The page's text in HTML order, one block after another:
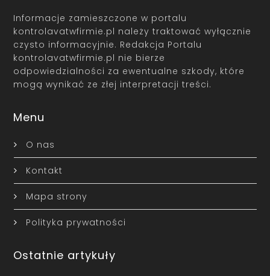
Informacje zamieszczone w portalu
kontrolavatwfirmie.pl należy traktować wyłącznie
czysto informacyjnie. Redakcja Portalu
kontrolavatwfirmie.pl nie bierze
odpowiedzialności za ewentualne szkody, które
mogą wynikać ze złej interpretacji treści.
Menu
O nas
Kontakt
Mapa strony
Polityka prywatności
Ostatnie artykuły